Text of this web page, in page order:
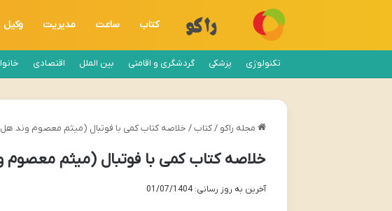
کتاب ساعت مدیریت وکیل
تکنولوژی پزشکی گردشگری و اقامتی بین الملل اقتصادی
مجله راکو / کتاب / خلاصه کتاب کمی با فوتبال (میثم معصوم وند هل
خلاصه کتاب کمی با فوتبال (میثم معصوم
آخرین به روز رسانی: 01/07/1404